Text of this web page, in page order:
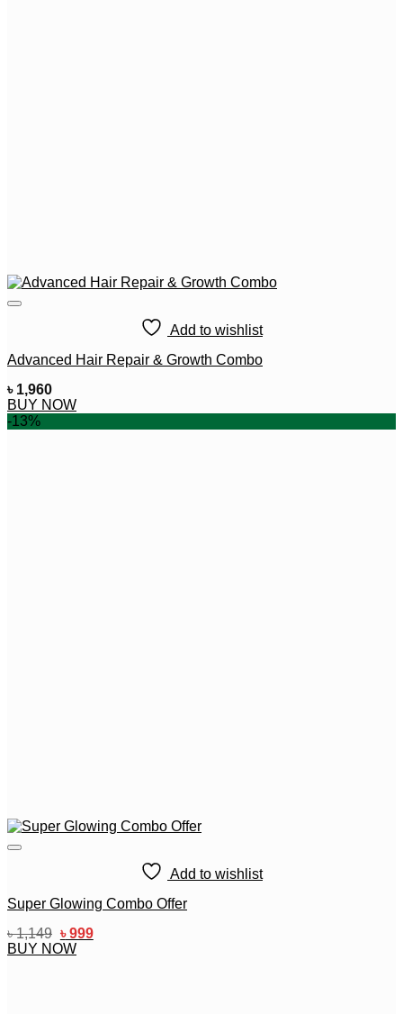
Add to wishlist
Advanced Hair Repair & Growth Combo
৳1,960
BUY NOW
-13%
Add to wishlist
Super Glowing Combo Offer
৳1,149 Original
price
৳999Current
BUY NOW